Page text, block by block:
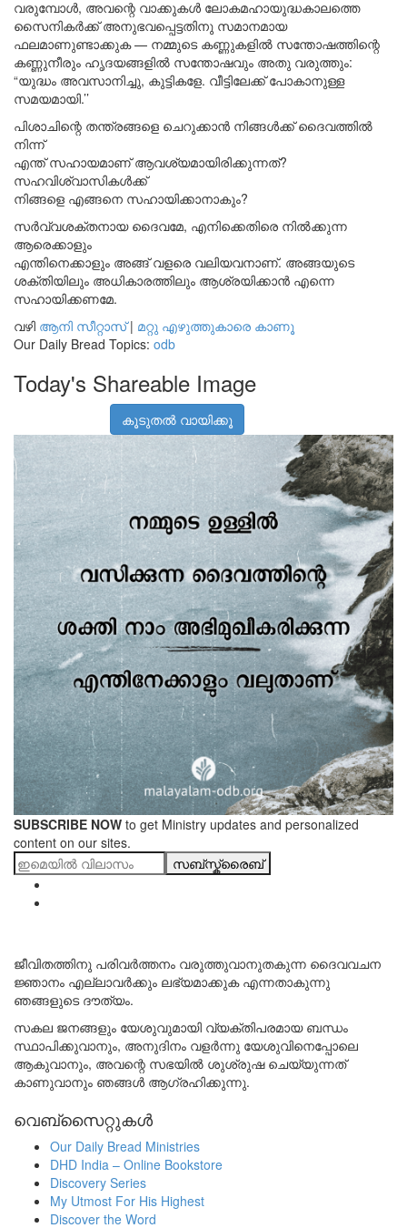
വരുമ്പോൾ, അവന്റെ വാക്കുകൾ ലോകമഹായുദ്ധകാലത്തെ
സൈനികർക്ക് അനുഭവപ്പെട്ടതിനു സമാനമായ
ഫലമാണുണ്ടാക്കുക — നമ്മുടെ കണ്ണുകളിൽ സന്തോഷത്തിന്റെ
കണ്ണുനീരും ഹൃദയങ്ങളിൽ സന്തോഷവും അതു വരുത്തും:
“യുദ്ധം അവസാനിച്ചു, കുട്ടികളേ. വീട്ടിലേക്ക് പോകാനുള്ള
സമയമായി.’’
പിശാചിന്റെ തന്ത്രങ്ങളെ ചെറുക്കാൻ നിങ്ങൾക്ക് ദൈവത്തിൽ
നിന്ന്
എന്ത് സഹായമാണ് ആവശ്യമായിരിക്കുന്നത്?
സഹവിശ്വാസികൾക്ക്
നിങ്ങളെ എങ്ങനെ സഹായിക്കാനാകും?
സർവ്വശക്തനായ ദൈവമേ, എനിക്കെതിരെ നിൽക്കുന്ന
ആരെക്കാളും
എന്തിനെക്കാളും അങ്ങ് വളരെ വലിയവനാണ്. അങ്ങയുടെ
ശക്തിയിലും അധികാരത്തിലും ആശ്രയിക്കാൻ എന്നെ
സഹായിക്കണമേ.
വഴി ആനി സീറ്റാസ്| മറ്റു എഴുത്തുകാരെ കാണൂ
Our Daily Bread Topics: odb
Today's Shareable Image
കൂടുതൽ വായിക്കൂ
SUBSCRIBE NOW to get Ministry updates and personalized
content on our sites.
സബ്സ്ക്രൈബ്
ജീവിതത്തിനു പരിവർത്തനം വരുത്തുവാനുതകുന്ന ദൈവവചന
ജ്ഞാനം എല്ലാവർക്കും ലഭ്യമാക്കുക എന്നതാകുന്നു
ഞങ്ങളുടെ ദൗത്യം.
സകല ജനങ്ങളും യേശുവുമായി വ്യക്തിപരമായ ബന്ധം
സ്ഥാപിക്കുവാനും, അനുദിനം വളർന്നു യേശുവിനെപ്പോലെ
ആകുവാനും, അവന്റെ സഭയിൽ ശുശ്രുഷ ചെയ്യുന്നത്
കാണുവാനും ഞങ്ങൾ ആഗ്രഹിക്കുന്നു.
വെബ്സൈറ്റുകൾ
Our Daily Bread Ministries
DHD India – Online Bookstore
Discovery Series
My Utmost For His Highest
Discover the Word